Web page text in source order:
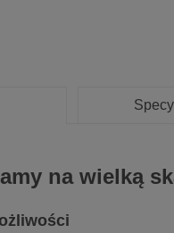
na wielką